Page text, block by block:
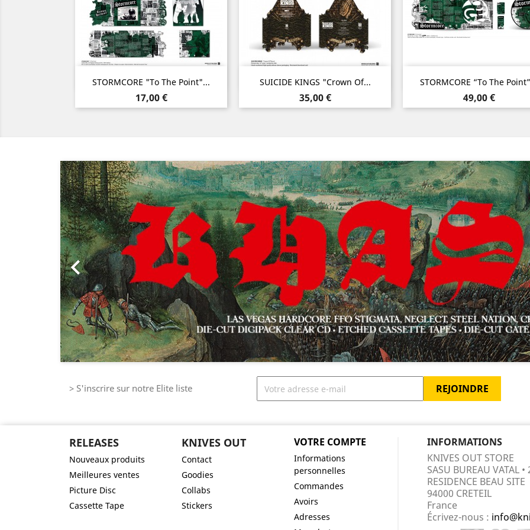
STORMCORE "To The Point"...
Prix
17,00 €
Aperçu rapide SUICIDE KINGS "Crown Of...
Prix
35,00 €
Aperçu rapide STORMCORE “To The
Prix
49,00 €
Aperçu rapide

Précédent
> S'inscrire sur notre Elite liste
RELEASES
Nouveaux produits
Meilleures ventes
Picture Disc
Cassette Tape
KNIVES OUT
Contact
Goodies
Collabs
Stickers
VOTRE COMPTE
Informations
personnelles
Commandes
Avoirs
Adresses
INFORMATIONS
KNIVES OUT STORE
SASU BUREAU VATAL •
RESIDENCE BEAU SITE
94000 CRETEIL
France
Écrivez-nous :